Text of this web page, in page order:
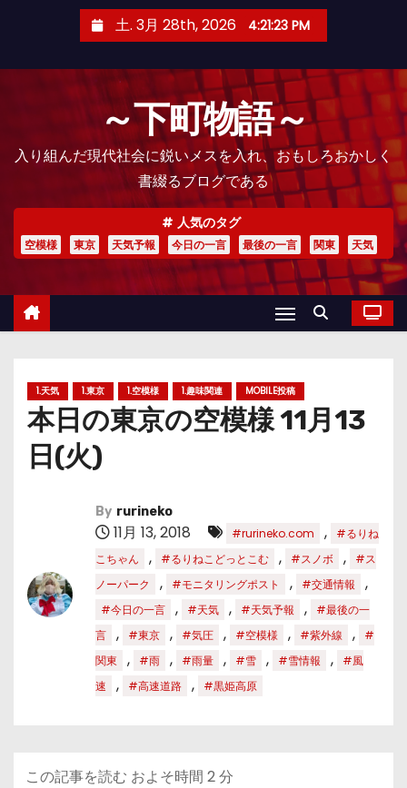
土. 3月 28th, 2026 4:21:25 PM
～下町物語～
入り組んだ現代社会に鋭いメスを入れ、おもしろおかしく
書綴るブログである
人気のタグ
空模様 東京 天気予報 今日の一言 最後の一言 関東 天気
1.天気 1.東京 1.空模様 1.趣味関連 MOBILE投稿
本日の東京の空模様 11月13
日(火)
By rurineko
11月 13, 2018 #rurineko.com ,
#るりね
こちゃん
, #るりねこどっとこむ , #スノボ ,
#ス
ノーパーク
, #モニタリングポスト , #交通情報 ,
#今日の一言 , #天気 , #天気予報 ,
#最後の一
言
, #東京 , #気圧 , #空模様 , #紫外線 ,
#
関東
, #雨 , #雨量 , #雪 , #雪情報 ,
#風
速
, #高速道路 , #黒姫高原
この記事を読む およそ時間 2分